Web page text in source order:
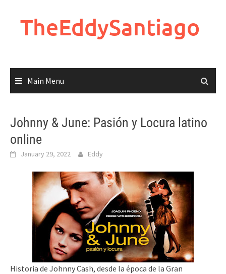
TheEddySantiago
Main Menu
Johnny & June: Pasión y Locura latino
online
January 29, 2022 Eddy
Historia de Johnny Cash, desde la época de la Gran